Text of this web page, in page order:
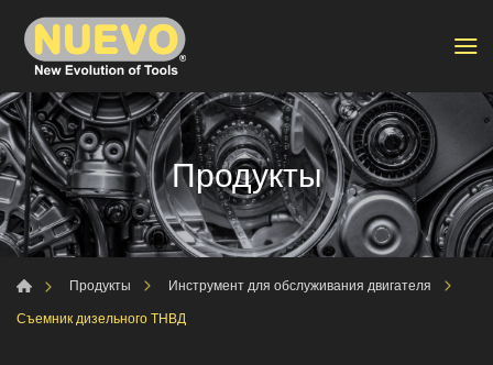
Продукты
Продукты
Инструмент для обслуживания двигателя
Съемник дизельного ТНВД